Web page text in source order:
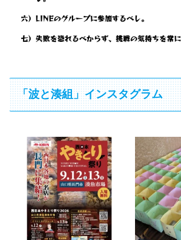
「波と湊組」インスタグラム